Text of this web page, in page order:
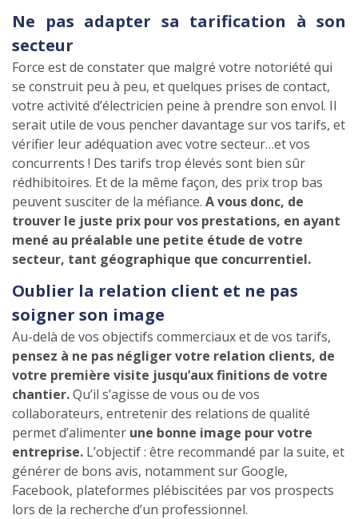
Ne pas adapter sa tarification à son
secteur
Force est de constater que malgré votre notoriété qui
se construit peu à peu, et quelques prises de contact,
votre activité d’électricien peine à prendre son envol. Il
serait utile de vous pencher davantage sur vos tarifs, et
vérifier leur adéquation avec votre secteur…et vos
concurrents ! Des tarifs trop élevés sont bien sûr
rédhibitoires. Et de la même façon, des prix trop bas
peuvent susciter de la méfiance. A vous donc, de
trouver le juste prix pour vos prestations, en ayant
mené au préalable une petite étude de votre
secteur, tant géographique que concurrentiel.
Oublier la relation client et ne pas
soigner son image
Au-delà de vos objectifs commerciaux et de vos tarifs,
pensez à ne pas négliger votre relation clients, de
votre première visite jusqu’aux finitions de votre
chantier.Qu’il s’agisse de vous ou de vos
collaborateurs, entretenir des relations de qualité
permet d’alimenter une bonne image pour votre
entreprise. L’objectif : être recommandé par la suite, et
générer de bons avis, notamment sur Google,
Facebook, plateformes plébiscitées par vos prospects
lors de la recherche d’un professionnel.